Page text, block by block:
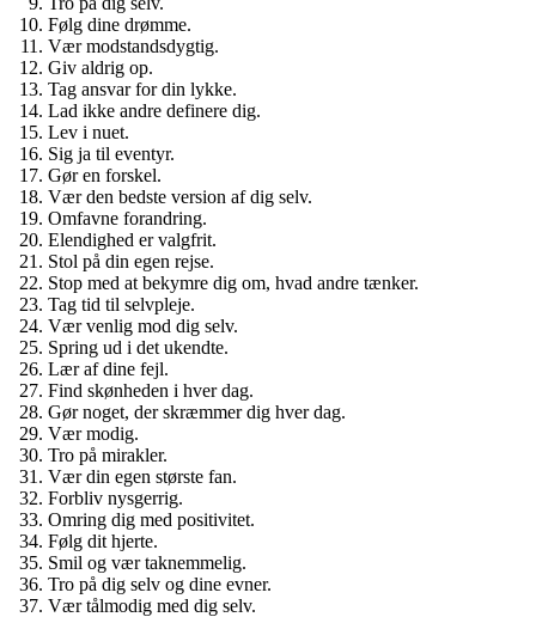
Følg dine drømme.
Vær modstandsdygtig.
Giv aldrig op.
Tag ansvar for din lykke.
Lad ikke andre definere dig.
Lev i nuet.
Sig ja til eventyr.
Gør en forskel.
Vær den bedste version af dig selv.
Omfavne forandring.
Elendighed er valgfrit.
Stol på din egen rejse.
Stop med at bekymre dig om, hvad andre tænker.
Tag tid til selvpleje.
Vær venlig mod dig selv.
Spring ud i det ukendte.
Lær af dine fejl.
Find skønheden i hver dag.
Gør noget, der skræmmer dig hver dag.
Vær modig.
Tro på mirakler.
Vær din egen største fan.
Forbliv nysgerrig.
Omring dig med positivitet.
Følg dit hjerte.
Smil og vær taknemmelig.
Tro på dig selv og dine evner.
Vær tålmodig med dig selv.